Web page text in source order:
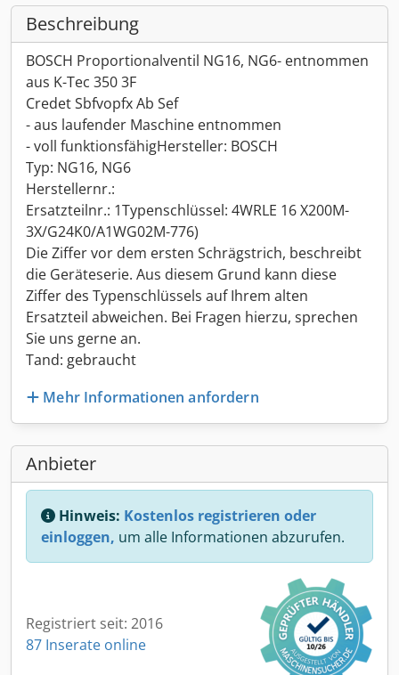
Beschreibung
BOSCH Proportionalventil NG16, NG6- entnommen
aus K-Tec 350 3F
Credet Sbfvopfx Ab Sef
- aus laufender Maschine entnommen
- voll funktionsfähigHersteller: BOSCH
Typ: NG16, NG6
Herstellernr.:
Ersatzteilnr.: 1Typenschlüssel: 4WRLE 16 X200M-
3X/G24K0/A1WG02M-776)
Die Ziffer vor dem ersten Schrägstrich, beschreibt
die Geräteserie. Aus diesem Grund kann diese
Ziffer des Typenschlüssels auf Ihrem alten
Ersatzteil abweichen. Bei Fragen hierzu, sprechen
Sie uns gerne an.
Tand: gebraucht
Mehr Informationen anfordern
Anbieter
Hinweis: Kostenlos registrieren oder
einloggen, um alle Informationen abzurufen.
Registriert seit: 2016
87 Inserate online